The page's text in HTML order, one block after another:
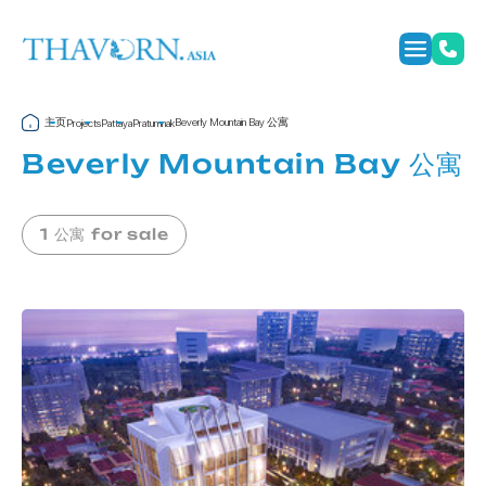
主页ProjectsPattayaPratumnakBeverly Mountain Bay 公寓
Beverly Mountain Bay 公寓
1 公寓 for sale